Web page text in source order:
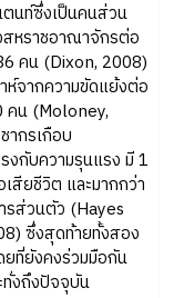
นท์ซึ่งเป็นคนส่วน
หราชอาณาจักรต่อ
คน (Dixon, 2008)
จากความขัดแย้งต่อ
คน (Moloney,
ากรเกือบ
กับความรุนแรง มี 1
สียชีวิต และมากกว่า
รส่วนตัว (Hayes
ซึ่งสุดท้ายทั้งสอง
ยที่ยังคงร่วมมือกัน
งถึงปัจจุบัน